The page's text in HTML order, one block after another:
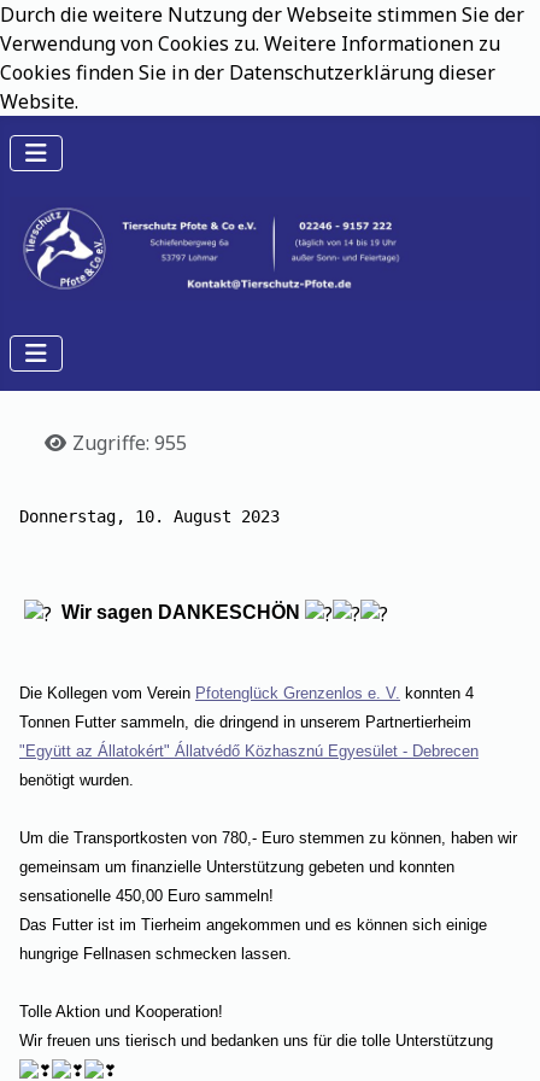
Durch die weitere Nutzung der Webseite stimmen Sie der
Verwendung von Cookies zu. Weitere Informationen zu
Cookies finden Sie in der Datenschutzerklärung dieser
Website.
Details
Zugriffe: 955
Donnerstag, 10. August 2023
Wir sagen DANKESCHÖN
Die Kollegen vom Verein Pfotenglück Grenzenlos e. V. konnten 4
Tonnen Futter sammeln, die dringend in unserem Partnertierheim
"Együtt az Állatokért" Állatvédő Közhasznú Egyesület - Debrecen
benötigt wurden.
Um die Transportkosten von 780,- Euro stemmen zu können, haben wir
gemeinsam um finanzielle Unterstützung gebeten und konnten
sensationelle 450,00 Euro sammeln!
Das Futter ist im Tierheim angekommen und es können sich einige
hungrige Fellnasen schmecken lassen.
Tolle Aktion und Kooperation!
Wir freuen uns tierisch und bedanken uns für die tolle Unterstützung